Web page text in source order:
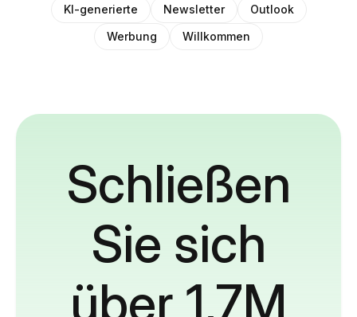
KI-generierte
Newsletter
Outlook
Werbung
Willkommen
Schließen
Sie sich
über 1,7M